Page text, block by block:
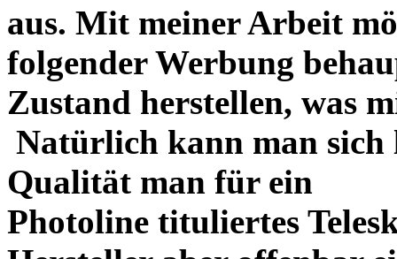
aus. Mit meiner Arbeit
folgender Werbung
Zustand herstellen, was
Natürlich kann man sich
Qualität man für ein
Photoline tituliertes